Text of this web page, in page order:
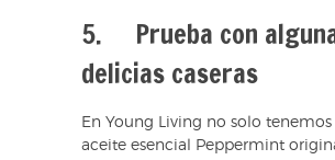
5. Prueba con
delicias caseras
En Young Living no solo tenemos
aceite esencial Peppermint